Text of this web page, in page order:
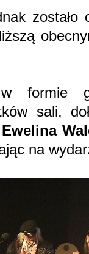
zostało
w formie
sali,
Ewelina
na